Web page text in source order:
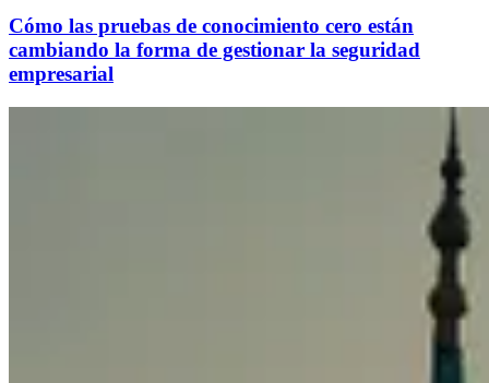
Cómo las pruebas de conocimiento cero están
cambiando la forma de gestionar la seguridad
empresarial